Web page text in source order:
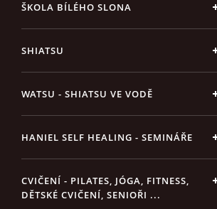
ŠKOLA BÍLÉHO SLONA
SHIATSU
WATSU - SHIATSU VE VODĚ
HANIEL SELF HEALING - SEMINÁŘE
CVIČENÍ - PILATES, JÓGA, FITNESS,
DĚTSKÉ CVIČENÍ, SENIOŘI ...